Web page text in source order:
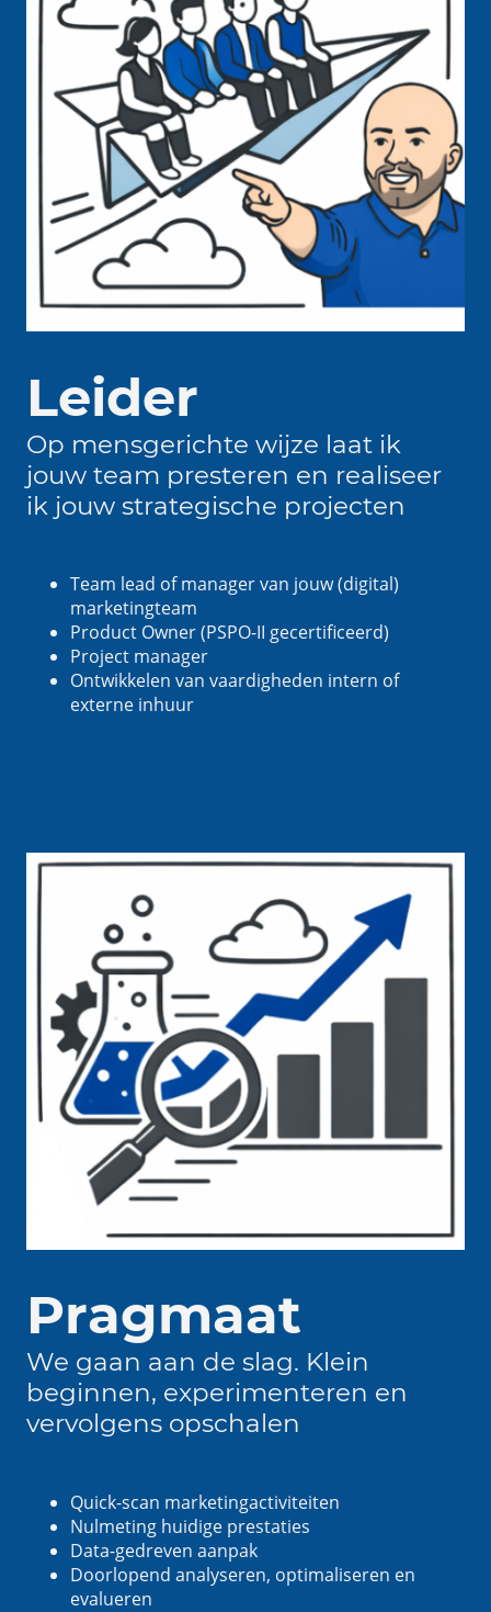
Leider
Op mensgerichte wijze laat ik
jouw team presteren en realiseer
ik jouw strategische projecten
Team lead of manager van jouw (digital)
marketingteam
Product Owner (PSPO-II gecertificeerd)
Project manager
Ontwikkelen van vaardigheden intern of
externe inhuur
Pragmaat
We gaan aan de slag. Klein
beginnen, experimenteren en
vervolgens opschalen
Quick-scan marketingactiviteiten
Nulmeting huidige prestaties
Data-gedreven aanpak
Doorlopend analyseren, optimaliseren en
evalueren